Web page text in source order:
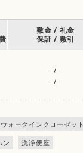
敷金 / 礼金
保証 / 敷引
- / -
- / -
ウォークインクローゼット
ン 洗浄便座